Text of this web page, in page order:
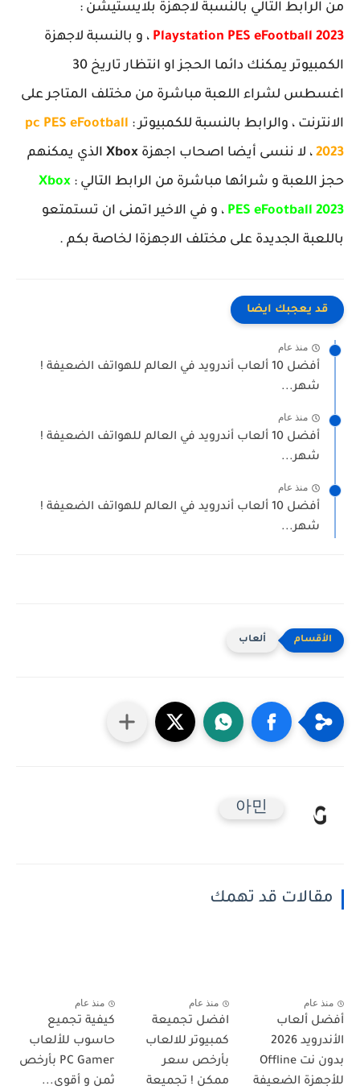
من الرابط التالي بالنسبة لاجهزة بلايستيشن :
Playstation PES eFootball 2023 ، و بالنسبة لاجهزة
الكمبيوتر يمكنك دائما الحجز او انتظار تاريخ 30
اغسطس لشراء اللعبة مباشرة من مختلف المتاجر على
الانترنت ، والرابط بالنسبة للكمبيوتر : pc PES eFootball
2023 ، لا ننسى أيضا اصحاب اجهزة Xbox الذي يمكنهم
حجز اللعبة و شرائها مباشرة من الرابط التالي : Xbox
PES eFootball 2023 ، و في الاخير اتمنى ان تستمتعو
باللعبة الجديدة على مختلف الاجهزةا لخاصة بكم .
قد يعجبك ايضا
منذ عام
أفضل 10 ألعاب أندرويد في العالم للهواتف الضعيفة !
شهر...
منذ عام
أفضل 10 ألعاب أندرويد في العالم للهواتف الضعيفة !
شهر...
منذ عام
أفضل 10 ألعاب أندرويد في العالم للهواتف الضعيفة !
شهر...
ألعاب
아민
مقالات قد تهمك
منذ عام
أفضل ألعاب
الأندرويد 2026
بدون نت Offline
للأجهزة الضعيفة
منذ عام
افضل تجميعة
كمبيوتر للالعاب
بأرخص سعر
ممكن ! تجميعة
منذ عام
كيفية تجميع
حاسوب للألعاب
PC Gamer بأرخص
ثمن و أقوى...